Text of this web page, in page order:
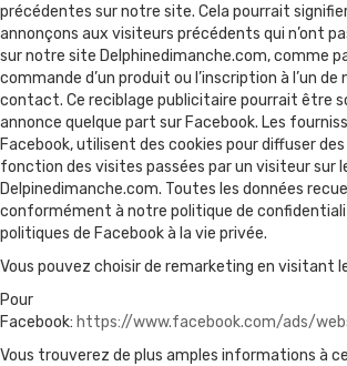
précédentes sur notre site. Cela pourrait
annonçons aux visiteurs précédents qui n’ont
sur notre site Delphinedimanche.com, comme
commande d’un produit ou l’inscription à l’un
contact. Ce reciblage publicitaire pourrait être
annonce quelque part sur Facebook. Les
Facebook, utilisent des cookies pour diffuser
fonction des visites passées par un visiteur sur
Delpinedimanche.com. Toutes les données
conformément à notre politique de
politiques de Facebook à la vie privée.
Vous pouvez choisir de remarketing en visitant
Pour
Facebook: https://www.facebook.com/ads/
Vous trouverez de plus amples informations à